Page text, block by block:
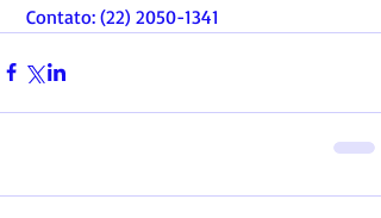
Contato: (22) 2050-1341